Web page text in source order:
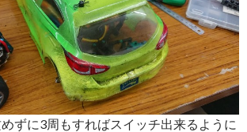
ずに3周もすればスイッチ出来るように